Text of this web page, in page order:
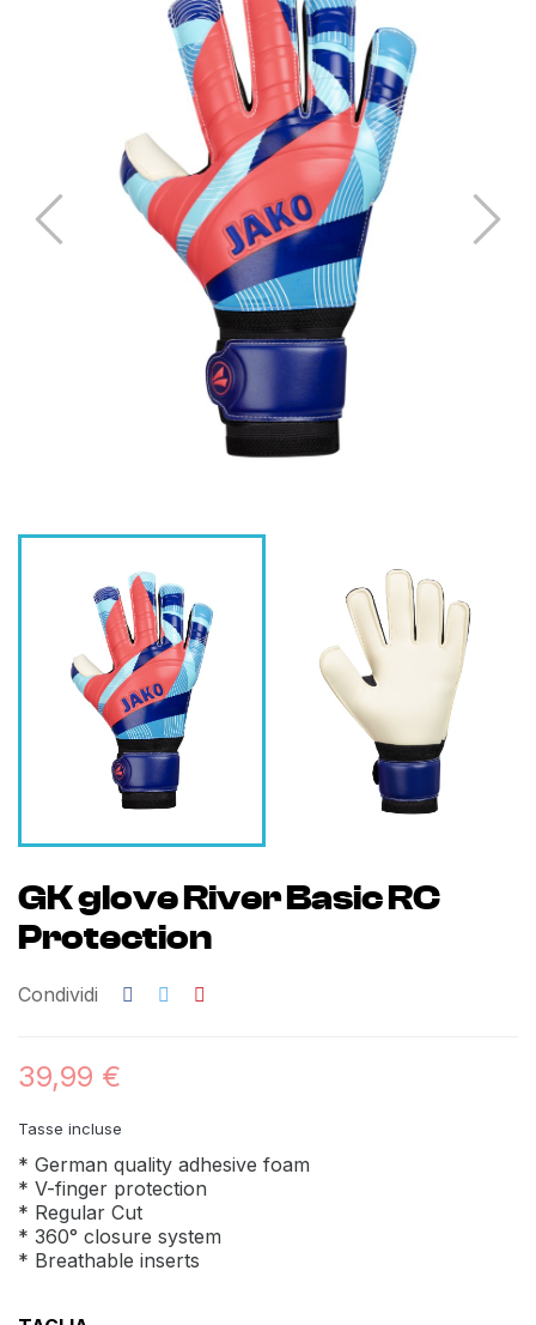
GK glove River Basic RC
Protection
Condividi
39,99 €
Tasse incluse
* German quality adhesive foam
* V-finger protection
* Regular Cut
* 360° closure system
* Breathable inserts